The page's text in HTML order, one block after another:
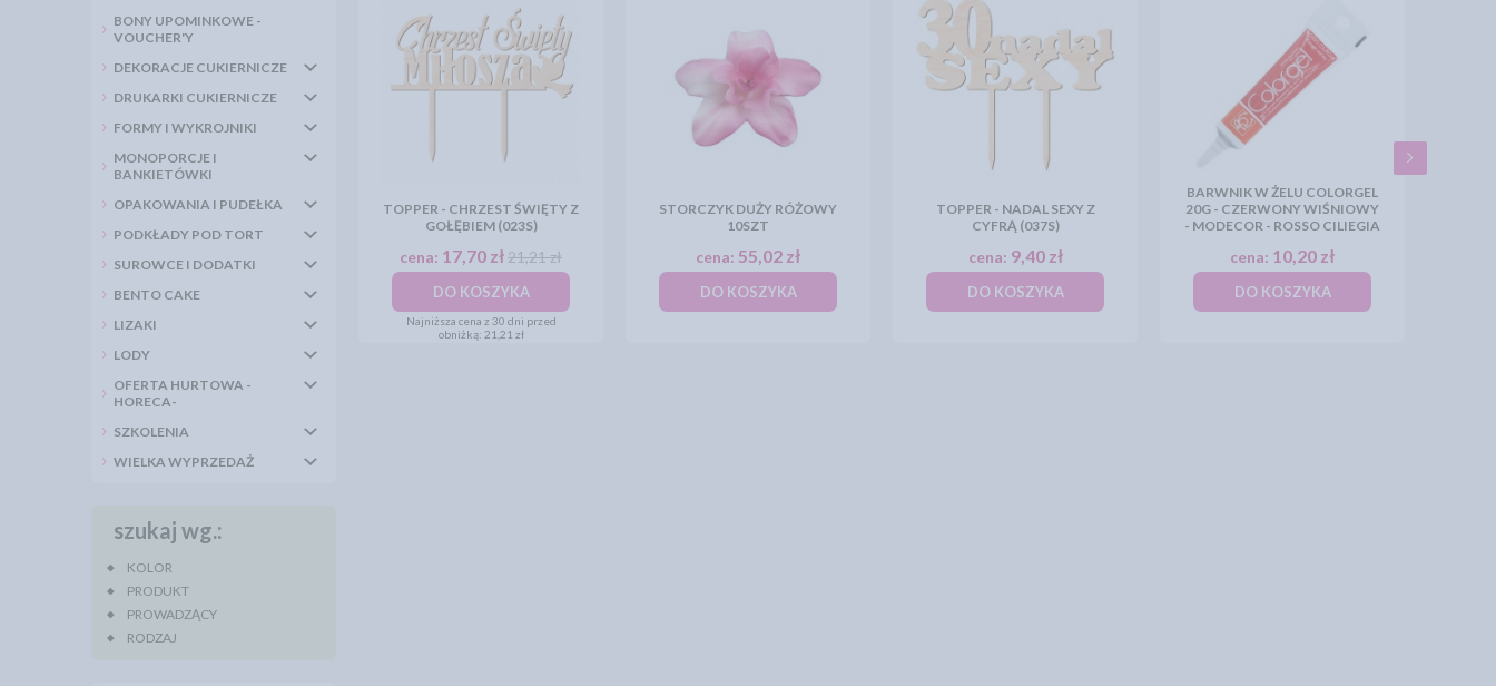
BONY UPOMINKOWE -
VOUCHER'Y
DEKORACJE CUKIERNICZE
DRUKARKI CUKIERNICZE
FORMY I WYKROJNIKI
MONOPORCJE I
BANKIETÓWKI
OPAKOWANIA I PUDEŁKA
PODKŁADY POD TORT
SUROWCE I DODATKI
BENTO CAKE
LIZAKI
LODY
OFERTA HURTOWA -
HORECA-
SZKOLENIA
WIELKA WYPRZEDAŻ
szukaj wg.:
KOLOR
PRODUKT
PROWADZĄCY
RODZAJ
TOPPER - CHRZEST ŚWIĘTY Z
GOŁĘBIEM (023S)
cena: 17,70 zł21,21 zł
DO KOSZYKA
Najniższa cena z 30 dni przed
obniżką: 21,21 zł
STORCZYK DUŻY RÓŻOWY
10SZT
cena: 55,02 zł
DO KOSZYKA
TOPPER - NADAL SEXY Z
CYFRĄ (037S)
cena: 9,40 zł
DO KOSZYKA
BARWNIK W ŻELU COLORGEL
20G - CZERWONY WIŚNIOWY
- MODECOR - ROSSO CILIEGIA
cena: 10,20 zł
DO KOSZYKA